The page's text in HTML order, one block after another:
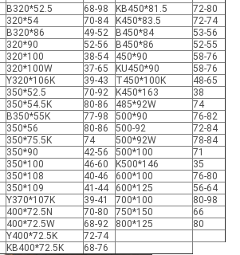
B320*52.5 68-98 KB450*81.5
72-80
320*54 70-84 K450*83.5
72-74
B320*86 49-52 B450*84
53-56
320*90 52-56 B450*86
52-55
320*100 38-54 450*90
58-76
320*100W 37-65 KU450*90
58-76
Y320*106K 39-43 T450*100K
48-65
350*52.5 70-92 K450*163
38
350*54.5K 80-86 485*92W
74
B350*55K 77-98 500*90
76-82
350*56 80-86 500-92
72-84
350*75.5K 74 500*92W
78-84
350*90 42-56 500*100
71
350*100 46-60 K500*146
35
350*108 40-46 600*100
76-80
350*109 41-44 600*125
56-64
Y370*107K 39-41 700*100
80-98
400*72.5N 70-80 750*150
66
400*72.5W 68-92 800*125
80
Y400*72.5K
72-74
KB400*72.5K 68-76